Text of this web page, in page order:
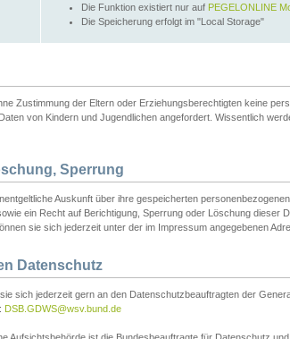
Die Funktion existiert nur auf PEGELONLINE
Die Speicherung erfolgt im "Local Storage"
Zustimmung der Eltern oder Erziehungsberechtigten keine
von Kindern und Jugendlichen angefordert. Wissentlich
Sperrung
Auskunft über ihre gespeicherten
ein Recht auf Berichtigung, Sperrung oder Löschung dieser
sie sich jederzeit unter der im Impressum angegebenen
Datenschutz
sich jederzeit gern an den Datenschutzbeauftragten der
DSB.GDWS@wsv.bund.de